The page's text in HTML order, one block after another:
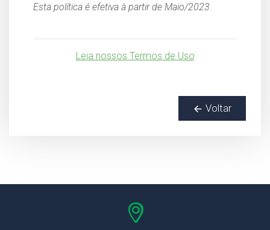
Esta política é efetiva à partir de Maio/2023.
Leia nossos Termos de Uso
Voltar